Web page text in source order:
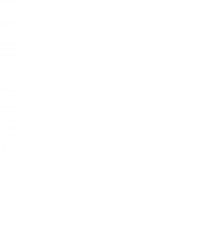
norte a sul do país